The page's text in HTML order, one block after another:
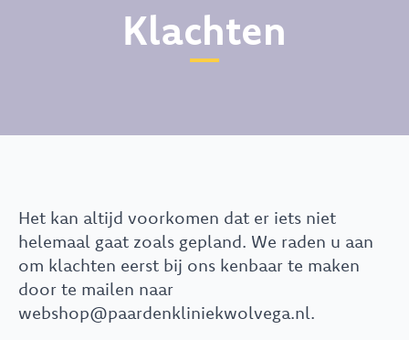
Klachten
Het kan altijd voorkomen dat er iets niet
helemaal gaat zoals gepland. We raden u aan
om klachten eerst bij ons kenbaar te maken
door te mailen naar
webshop@paardenkliniekwolvega.nl.